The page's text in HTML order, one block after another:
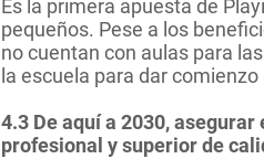
Es la primera apuesta de
pequeños. Pese a los
no cuentan con aulas para
la escuela para dar
4.3 De aquí a 2030,
profesional y superior de